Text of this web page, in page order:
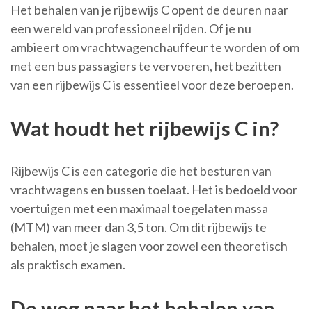
Het behalen van je rijbewijs C opent de deuren naar
een wereld van professioneel rijden. Of je nu
ambieert om vrachtwagenchauffeur te worden of om
met een bus passagiers te vervoeren, het bezitten
van een rijbewijs C is essentieel voor deze beroepen.
Wat houdt het rijbewijs C in?
Rijbewijs C is een categorie die het besturen van
vrachtwagens en bussen toelaat. Het is bedoeld voor
voertuigen met een maximaal toegelaten massa
(MTM) van meer dan 3,5 ton. Om dit rijbewijs te
behalen, moet je slagen voor zowel een theoretisch
als praktisch examen.